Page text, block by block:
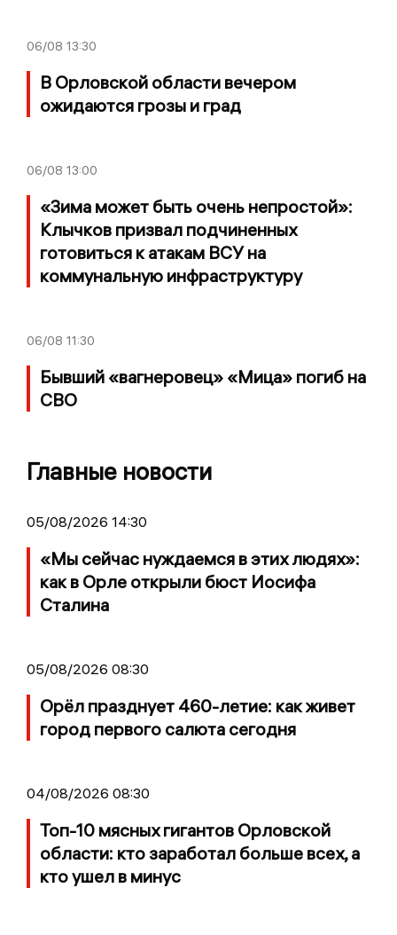
06/08 13:30
В Орловской области вечером
ожидаются грозы и град
06/08 13:00
«Зима может быть очень непростой»:
Клычков призвал подчиненных
готовиться к атакам ВСУ на
коммунальную инфраструктуру
06/08 11:30
Бывший «вагнеровец» «Мица» погиб на
СВО
Главные новости
05/08/2026 14:30
«Мы сейчас нуждаемся в этих людях»:
как в Орле открыли бюст Иосифа
Сталина
05/08/2026 08:30
Орёл празднует 460-летие: как живет
город первого салюта сегодня
04/08/2026 08:30
Топ-10 мясных гигантов Орловской
области: кто заработал больше всех, а
кто ушел в минус